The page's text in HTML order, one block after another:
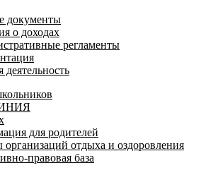
документы
о доходах
регламенты
деятельность
для родителей
организаций отдыха и оздоровления
правовая база